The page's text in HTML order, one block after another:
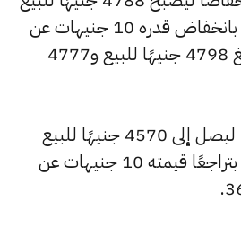
و4767 جنيهًا للشراء، بانخفاض قدره 10 جنيهات عن
السعر السابق الذي بلغ 4798 جنيهًا للبيع و4777
وانخفض سعر عيار 21 ليصل إلى 4570 جنيهًا للبيع
و4550 جنيهًا للشراء، بتراجعًا قيمته 10 جنيهات عن